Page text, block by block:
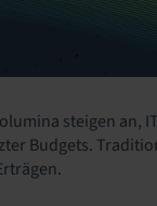
steigen an,
Budgets.